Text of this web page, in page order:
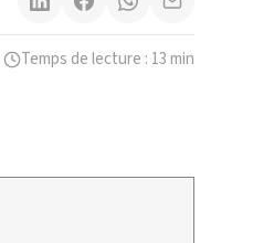
Temps de lecture : 13 min